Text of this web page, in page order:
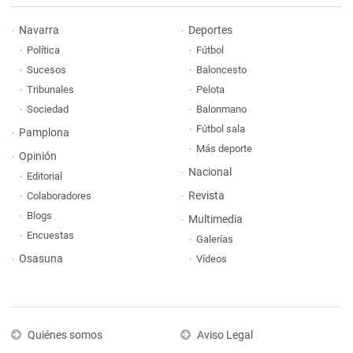
Navarra
Política
Sucesos
Tribunales
Sociedad
Pamplona
Opinión
Editorial
Colaboradores
Blogs
Encuestas
Osasuna
Deportes
Fútbol
Baloncesto
Pelota
Balonmano
Fútbol sala
Más deporte
Nacional
Revista
Multimedia
Galerías
Vídeos
Quiénes somos Aviso Legal